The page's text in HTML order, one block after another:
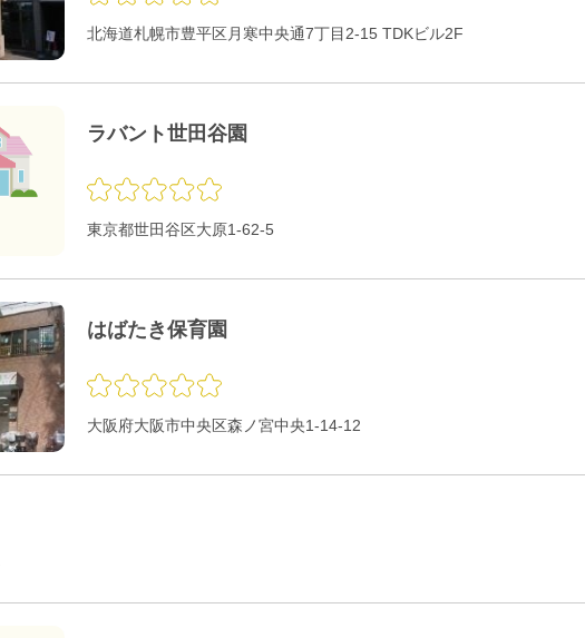
北海道札幌市豊平区月寒中央通7丁目2-15 TDKビル2F
ラバント世田谷園
東京都世田谷区大原1-62-5
はばたき保育園
大阪府大阪市中央区森ノ宮中央1-14-12